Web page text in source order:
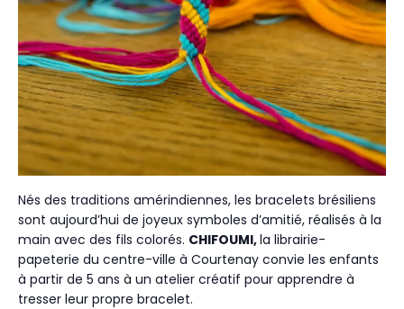
Nés des traditions amérindiennes, les bracelets brésiliens
sont aujourd’hui de joyeux symboles d’amitié, réalisés à la
main avec des fils colorés. CHIFOUMI,la librairie-
papeterie du centre-ville à Courtenay convie les enfants
à partir de 5 ans à un atelier créatif pour apprendre à
tresser leur propre bracelet.